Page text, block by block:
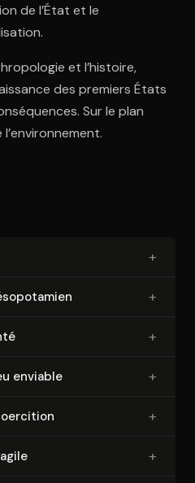
de l’État et le
et l’histoire,
des premiers États
Sur le plan
+
+
+
enviable +
+
+